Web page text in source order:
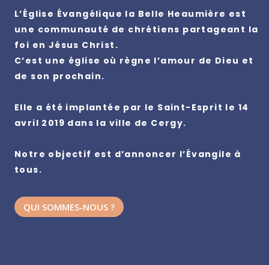
L’Église Évangélique la Belle Heaumière est
une communauté de chrétiens partageant la
foi en Jésus Christ.
C’est une église où règne l’amour de Dieu et
de son prochain.
Elle a été implantée par le Saint-Esprit le 14
avril 2019 dans la ville de Cergy.
Notre objectif est d’annoncer l’Évangile à
tous.
QUI SOMMES-NOUS ?